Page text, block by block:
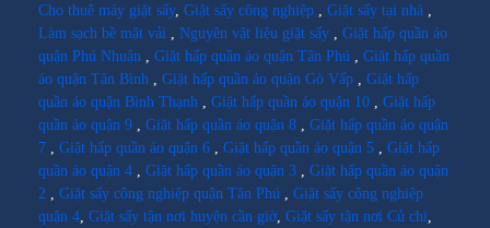
Cho thuê máy giặt sấy, Giặt sấy công nghiệp Giặt sấy tại nhà
Làm sạch bề mặt vải
Nguyên vật liệu giặt sấy
Giặt hấp quần áo
quận Phú Nhuận
Giặt hấp quần áo quận Tân Phú
Giặt hấp quần
áo quận Tân Bình
Giặt hấp quần áo quận Gò Vấp
Giặt hấp
quần áo quận Bình Thạnh
Giặt hấp quần áo quận 10
Giặt hấp
quần áo quận 9
Giặt hấp quần áo quận 8
Giặt hấp quần áo quận
7
Giặt hấp quần áo quận 6 Giặt hấp quần áo quận 5
Giặt hấp
quần áo quận 4
Giặt hấp quần áo quận 3
Giặt hấp quần áo quận
2
Giặt sấy công nghiệp quận Tân Phú
Giặt sấy công nghiệp
quận 4 Giặt sấy tận nơi huyện cần giờ, Giặt sấy tận nơi Củ chi